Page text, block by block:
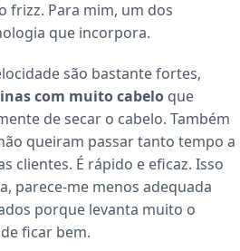
frizz. Para mim, um dos
que incorpora.
são bastante fortes,
com muito cabelo que
de secar o cabelo. Também
queiram passar tanto tempo a
clientes. É rápido e eficaz. Isso
parece-me menos adequada
porque levanta muito o
ficar bem.